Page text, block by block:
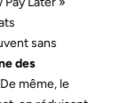
sans
des
même, le